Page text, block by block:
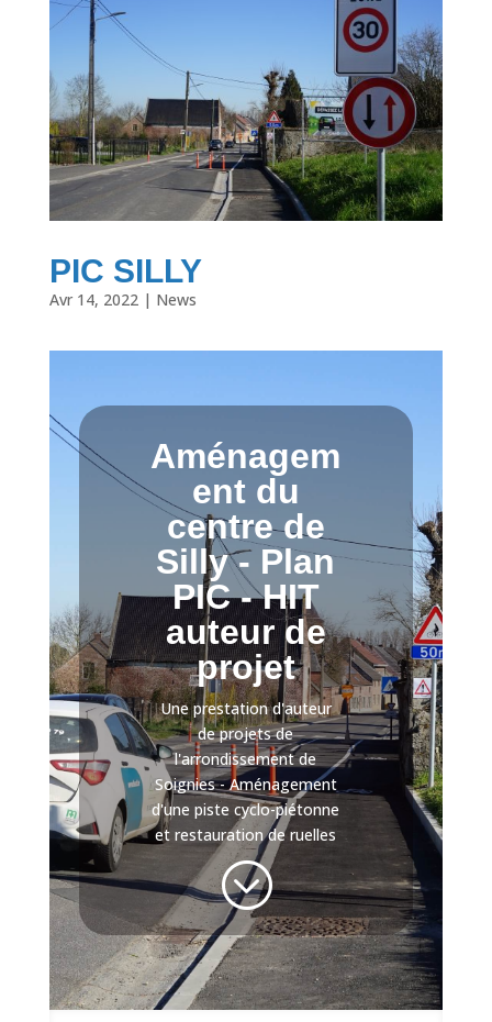
PIC SILLY
Avr 14, 2022| News
Aménagem
ent du
centre de
Silly - Plan
PIC - HIT
auteur de
projet
Une prestation d'auteur
de projets de
l'arrondissement de
Soignies - Aménagement
d'une piste cyclo-piétonne
et restauration de ruelles
;